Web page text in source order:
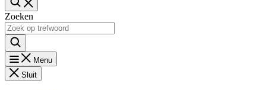
Zoeken
Menu
Sluit